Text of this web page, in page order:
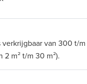
verkrijgbaar van 300 t/m
m² t/m 30 m²).